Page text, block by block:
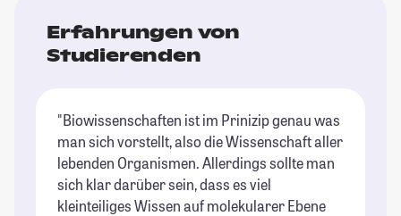
Erfahrungen von
Studierenden
"Biowissenschaften ist im Prinizip genau was
man sich vorstellt, also die Wissenschaft aller
lebenden Organismen. Allerdings sollte man
sich klar darüber sein, dass es viel
kleinteiliges Wissen auf molekularer Ebene